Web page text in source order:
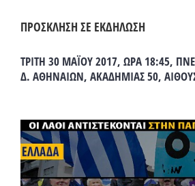
ΠΡΟΣΚΛΗΣΗ ΣΕ ΕΚΔΗΛΩΣΗ
ΤΡΙΤΗ 30 ΜΑΪΟΥ 2017, ΩΡΑ 18:45,
Δ. ΑΘΗΝΑΙΩΝ, ΑΚΑΔΗΜΙΑΣ 50,